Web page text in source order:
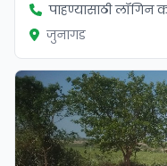
पाहण्यासाठी लॉगिन
जुनागड